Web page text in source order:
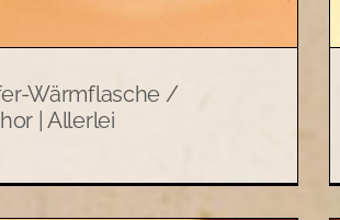
Wärmflasche /
| Allerlei